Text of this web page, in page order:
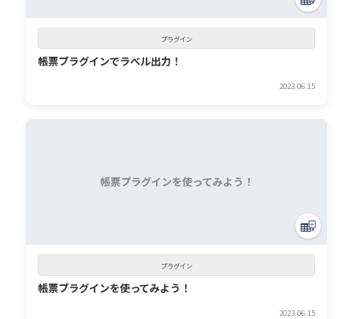
プラグイン
帳票プラグインでラベル出力！
2023.06.15
帳票プラグインを使ってみよう！
プラグイン
帳票プラグインを使ってみよう！
2023.06.15